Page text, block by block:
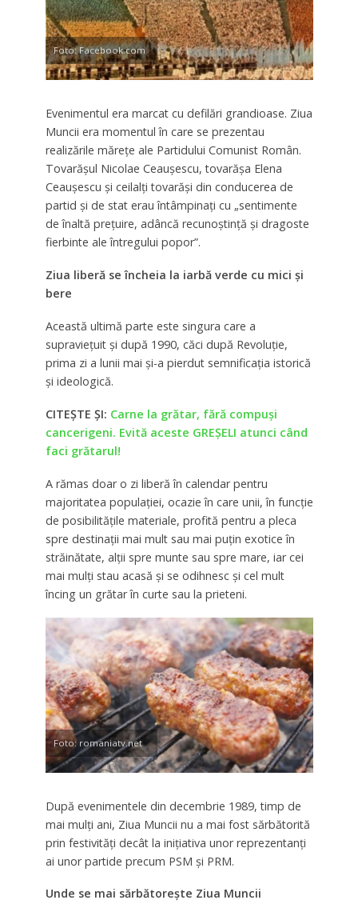
Foto: Facebook.com
Evenimentul era marcat cu defilări grandioase. Ziua
Muncii era momentul în care se prezentau
realizările măreţe ale Partidului Comunist Român.
Tovarăşul Nicolae Ceauşescu, tovarăşa Elena
Ceauşescu şi ceilalţi tovarăşi din conducerea de
partid şi de stat erau întâmpinaţi cu „sentimente
de înaltă preţuire, adâncă recunoştinţă şi dragoste
fierbinte ale întregului popor”.
Ziua liberă se încheia la iarbă verde cu mici şi
bere
Această ultimă parte este singura care a
supravieţuit şi după 1990, căci după Revoluţie,
prima zi a lunii mai şi-a pierdut semnificaţia istorică
şi ideologică.
CITEȘTE ȘI: Carne la grătar, fără compuși
cancerigeni. Evită aceste GREŞELI atunci când
faci grătarul!
A rămas doar o zi liberă în calendar pentru
majoritatea populaţiei, ocazie în care unii, în funcție
de posibilitățile materiale, profită pentru a pleca
spre destinații mai mult sau mai puțin exotice în
străinătate, alții spre munte sau spre mare, iar cei
mai mulţi stau acasă şi se odihnesc şi cel mult
încing un grătar în curte sau la prieteni.
Foto: romaniatv.net
După evenimentele din decembrie 1989, timp de
mai mulţi ani, Ziua Muncii nu a mai fost sărbătorită
prin festivităţi decât la iniţiativa unor reprezentanţi
ai unor partide precum PSM şi PRM.
Unde se mai sărbătorește Ziua Muncii